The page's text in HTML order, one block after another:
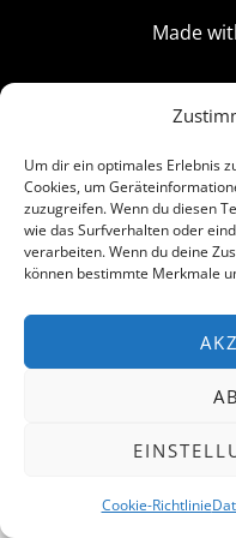
Um dir ein optimales Erlebnis
Cookies, um
zuzugreifen. Wenn du diesen
wie das Surfverhalten oder
verarbeiten. Wenn du deine
können bestimmte Merkmale
Cookie-Richtlinie
Made